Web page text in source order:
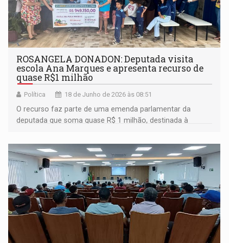
ROSANGELA DONADON: Deputada visita
escola Ana Marques e apresenta recurso de
quase R$1 milhão
Política 18 de Junho de 2026 às 08:51
O recurso faz parte de uma emenda parlamentar da
deputada que soma quase R$ 1 milhão, destinada à
município de Chupinguaia